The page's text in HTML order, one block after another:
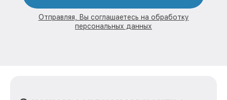
Отправляя, Вы соглашаетесь на обработку
персональных данных